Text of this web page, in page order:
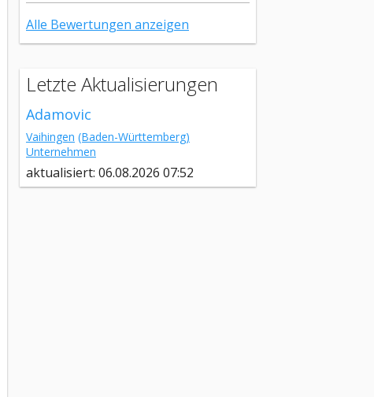
Alle Bewertungen anzeigen
Letzte Aktualisierungen
Adamovic
Vaihingen (Baden-Württemberg)
Unternehmen
aktualisiert: 06.08.2026 07:52